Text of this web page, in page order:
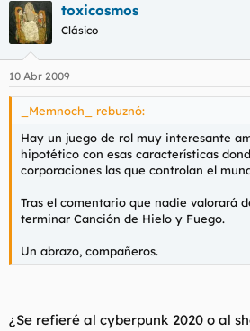
toxicosmos
Clásico
10 Abr 2009
_Memnoch_ rebuznó:
Hay un juego de rol muy interesante
hipotético con esas características
corporaciones las que controlan el
Tras el comentario que nadie valorará
terminar Canción de Hielo y Fuego.
Un abrazo, compañeros.
¿Se refieré al cyberpunk 2020 o al